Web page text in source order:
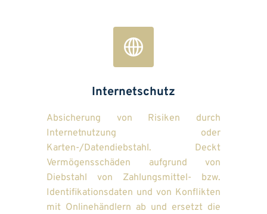
Internetschutz
Absicherung von Risiken durch
Internetnutzung oder
Karten-/Datendiebstahl. Deckt
Vermögensschäden aufgrund von
Diebstahl von Zahlungsmittel- bzw.
Identifikationsdaten und von Konflikten
mit Onlinehändlern ab und ersetzt die